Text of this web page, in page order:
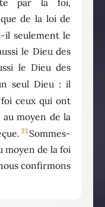
par la foi,
de la loi de
il seulement le
le Dieu des
le Dieu des
seul Dieu : il
ceux qui ont
moyen de la
31 Sommes-
moyen de la foi
confirmons